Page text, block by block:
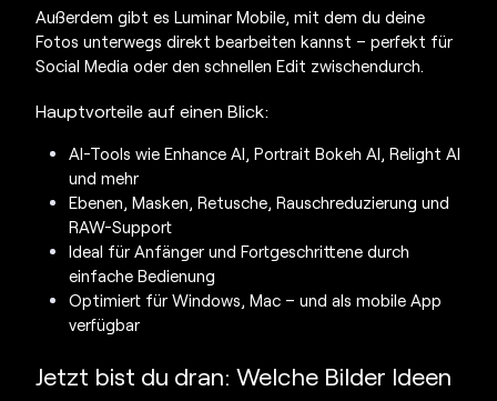
Außerdem gibt es Luminar Mobile, mit dem du deine
Fotos unterwegs direkt bearbeiten kannst – perfekt für
Social Media oder den schnellen Edit zwischendurch.
Hauptvorteile auf einen Blick:
AI-Tools wie Enhance AI, Portrait Bokeh AI, Relight AI
und mehr
Ebenen, Masken, Retusche, Rauschreduzierung und
RAW-Support
Ideal für Anfänger und Fortgeschrittene durch
einfache Bedienung
Optimiert für Windows, Mac – und als mobile App
verfügbar
Jetzt bist du dran: Welche Bilder Ideen